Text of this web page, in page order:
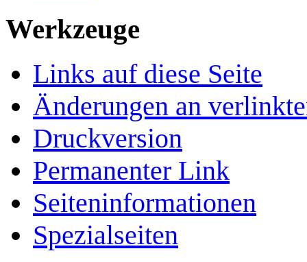
Werkzeuge
Links auf diese Seite
Änderungen an
Druckversion
Permanenter Link
Seiten­­informationen
Spezialseiten